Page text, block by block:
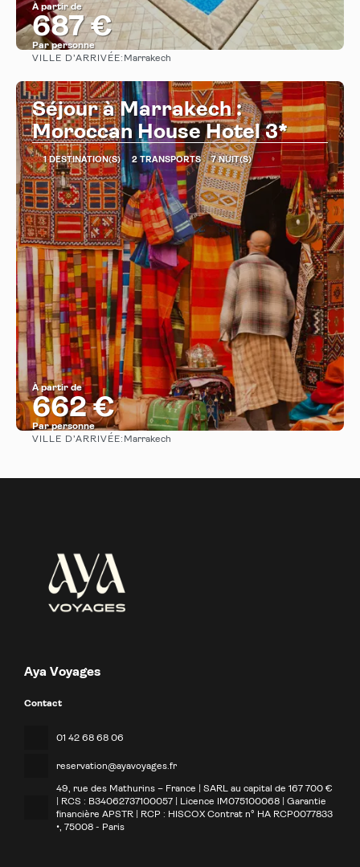
À partir de
687 €
Par personne
VILLE D’ARRIVÉE: Marrakech
Séjour à Marrakech :
Moroccan House Hotel 3*
1 DESTINATION(S) 2 TRANSPORTS 7 NUIT(S)
À partir de
662 €
Par personne
VILLE D’ARRIVÉE: Marrakech
Aya Voyages
Contact
01 42 68 68 06
reservation@ayavoyages.fr
49, rue des Mathurins – France | SARL au capital de 167 700 €
| RCS : B34062737100057 | Licence IM075100068 | Garantie
financière APSTR | RCP : HISCOX Contrat n° HA RCP0077833
• , 75008 - Paris